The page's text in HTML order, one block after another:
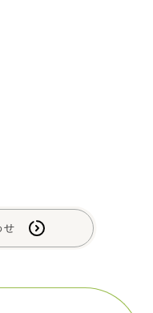
せ